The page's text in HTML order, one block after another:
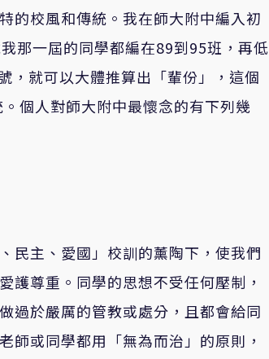
的校風和傳統。我在師大附中編入初
那一屆的同學都編在89到95班，再低
，就可以大體推算出「輩份」，這個
個人對師大附中最懷念的有下列幾
民主、愛國」校訓的薰陶下，使我們
護尊重。同學的思想不受任何壓制，
過於嚴厲的管教或處分，且都會給同
師或同學都用「無為而治」的原則，